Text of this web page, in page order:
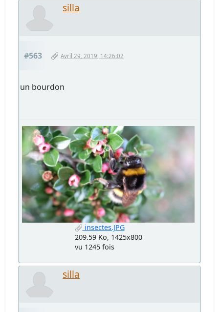
silla
#563 Avril 29, 2019, 14:26:02
un bourdon
insectes.JPG
209.59 Ko, 1425x800
vu 1245 fois
silla